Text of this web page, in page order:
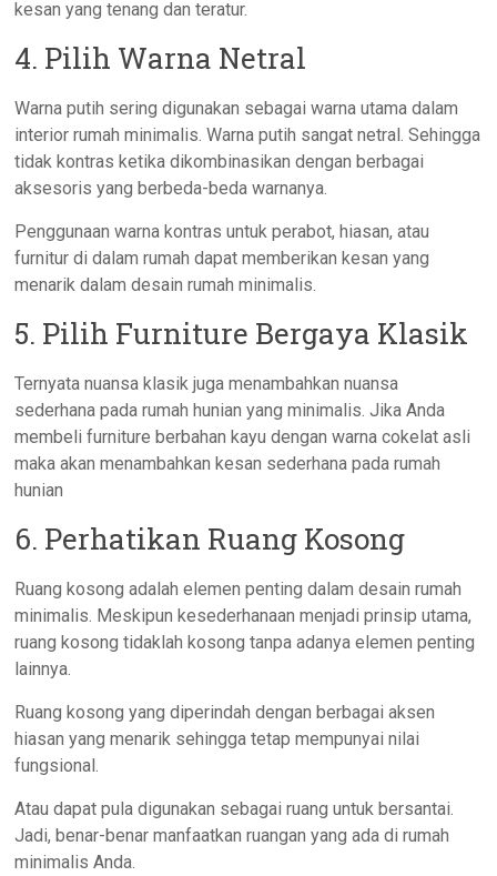
kesan yang tenang dan teratur.
4. Pilih Warna Netral
Warna putih sering digunakan sebagai warna utama dalam
interior rumah minimalis. Warna putih sangat netral. Sehingga
tidak kontras ketika dikombinasikan dengan berbagai
aksesoris yang berbeda-beda warnanya.
Penggunaan warna kontras untuk perabot, hiasan, atau
furnitur di dalam rumah dapat memberikan kesan yang
menarik dalam desain rumah minimalis.
5. Pilih Furniture Bergaya Klasik
Ternyata nuansa klasik juga menambahkan nuansa
sederhana pada rumah hunian yang minimalis. Jika Anda
membeli furniture berbahan kayu dengan warna cokelat asli
maka akan menambahkan kesan sederhana pada rumah
hunian
6. Perhatikan Ruang Kosong
Ruang kosong adalah elemen penting dalam desain rumah
minimalis. Meskipun kesederhanaan menjadi prinsip utama,
ruang kosong tidaklah kosong tanpa adanya elemen penting
lainnya.
Ruang kosong yang diperindah dengan berbagai aksen
hiasan yang menarik sehingga tetap mempunyai nilai
fungsional.
Atau dapat pula digunakan sebagai ruang untuk bersantai.
Jadi, benar-benar manfaatkan ruangan yang ada di rumah
minimalis Anda.